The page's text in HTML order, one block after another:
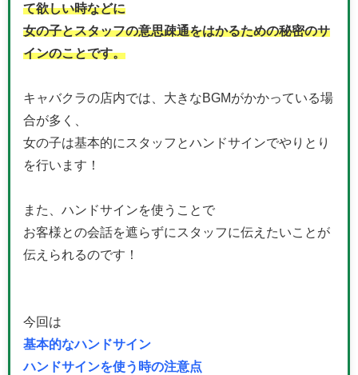
て欲しい時などに
女の子とスタッフの意思疎通をはかるための秘密のサ
インのことです。
キャバクラの店内では、大きなBGMがかかっている場
合が多く、
女の子は基本的にスタッフとハンドサインでやりとり
を行います！
また、ハンドサインを使うことで
お客様との会話を遮らずにスタッフに伝えたいことが
伝えられるのです！
今回は
基本的なハンドサイン
ハンドサインを使う時の注意点